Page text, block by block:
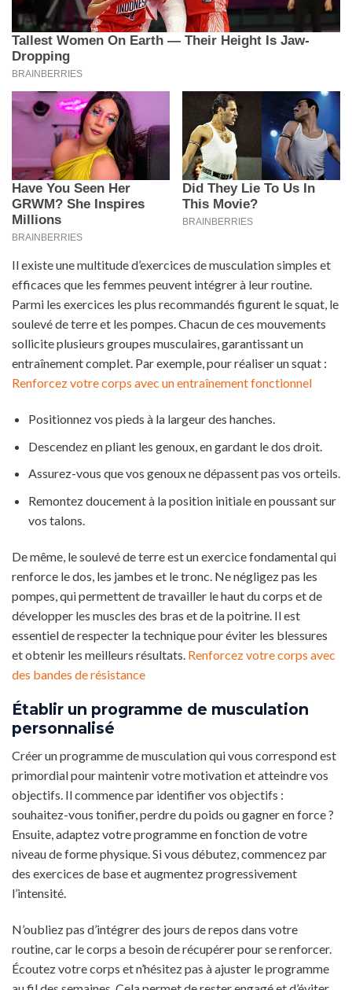
Il existe une multitude d’exercices de musculation simples et
efficaces que les femmes peuvent intégrer à leur routine.
Parmi les exercices les plus recommandés figurent le squat, le
soulevé de terre et les pompes. Chacun de ces mouvements
sollicite plusieurs groupes musculaires, garantissant un
entraînement complet. Par exemple, pour réaliser un squat :
Renforcez votre corps avec un entraînement fonctionnel
Positionnez vos pieds à la largeur des hanches.
Descendez en pliant les genoux, en gardant le dos droit.
Assurez-vous que vos genoux ne dépassent pas vos orteils.
Remontez doucement à la position initiale en poussant sur
vos talons.
De même, le soulevé de terre est un exercice fondamental qui
renforce le dos, les jambes et le tronc. Ne négligez pas les
pompes, qui permettent de travailler le haut du corps et de
développer les muscles des bras et de la poitrine. Il est
essentiel de respecter la technique pour éviter les blessures
et obtenir les meilleurs résultats. Renforcez votre corps avec
des bandes de résistance
Établir un programme de musculation
personnalisé
Créer un programme de musculation qui vous correspond est
primordial pour maintenir votre motivation et atteindre vos
objectifs. Il commence par identifier vos objectifs :
souhaitez-vous tonifier, perdre du poids ou gagner en force ?
Ensuite, adaptez votre programme en fonction de votre
niveau de forme physique. Si vous débutez, commencez par
des exercices de base et augmentez progressivement
l’intensité.
N’oubliez pas d’intégrer des jours de repos dans votre
routine, car le corps a besoin de récupérer pour se renforcer.
Écoutez votre corps et n’hésitez pas à ajuster le programme